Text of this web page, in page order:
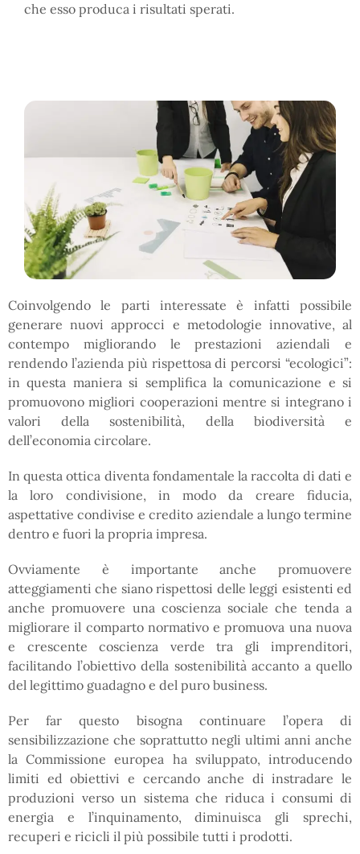
che esso produca i risultati sperati.
Coinvolgendo le parti interessate è infatti possibile
generare nuovi approcci e metodologie innovative, al
contempo migliorando le prestazioni aziendali e
rendendo l’azienda più rispettosa di percorsi “ecologici”:
in questa maniera si semplifica la comunicazione e si
promuovono migliori cooperazioni mentre si integrano i
valori della sostenibilità, della biodiversità e
dell’economia circolare.
In questa ottica diventa fondamentale la raccolta di dati e
la loro condivisione, in modo da creare fiducia,
aspettative condivise e credito aziendale a lungo termine
dentro e fuori la propria impresa.
Ovviamente è importante anche promuovere
atteggiamenti che siano rispettosi delle leggi esistenti ed
anche promuovere una coscienza sociale che tenda a
migliorare il comparto normativo e promuova una nuova
e crescente coscienza verde tra gli imprenditori,
facilitando l’obiettivo della sostenibilità accanto a quello
del legittimo guadagno e del puro business.
Per far questo bisogna continuare l’opera di
sensibilizzazione che soprattutto negli ultimi anni anche
la Commissione europea ha sviluppato, introducendo
limiti ed obiettivi e cercando anche di instradare le
produzioni verso un sistema che riduca i consumi di
energia e l’inquinamento, diminuisca gli sprechi,
recuperi e ricicli il più possibile tutti i prodotti.